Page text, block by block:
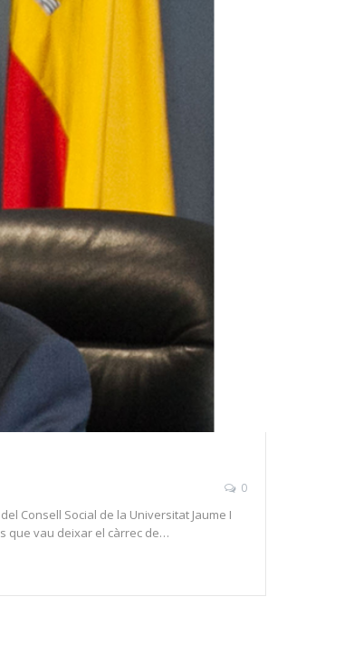
0
Consell Social de la Universitat Jaume I
que vau deixar el càrrec de…